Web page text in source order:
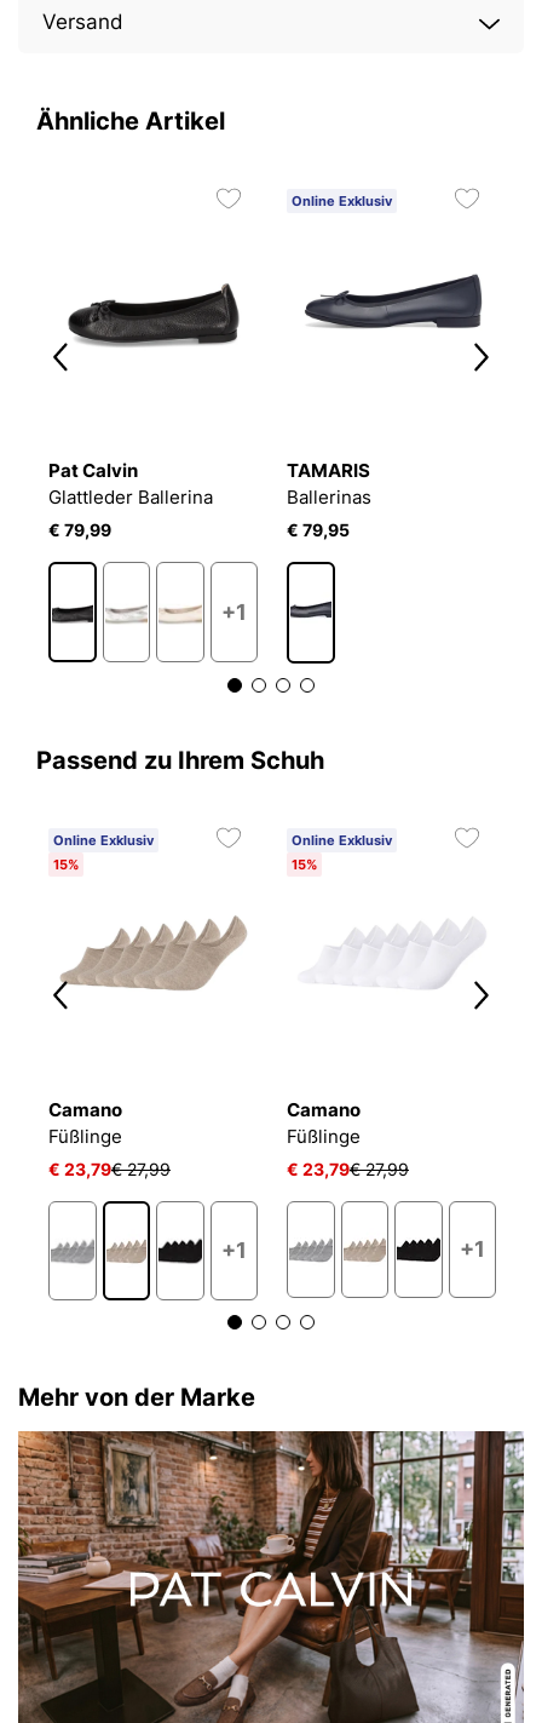
Versand
Ähnliche Artikel
Pat Calvin
Glattleder Ballerina
€ 79,99
+1
Online Exklusiv
TAMARIS
Ballerinas
€ 79,95
Passend zu Ihrem Schuh
Online Exklusiv
15%
Camano
Füßlinge
€ 23,79€ 27,99
+1
Online Exklusiv
15%
Camano
Füßlinge
€ 23,79€ 27,99
+1
Mehr von der Marke